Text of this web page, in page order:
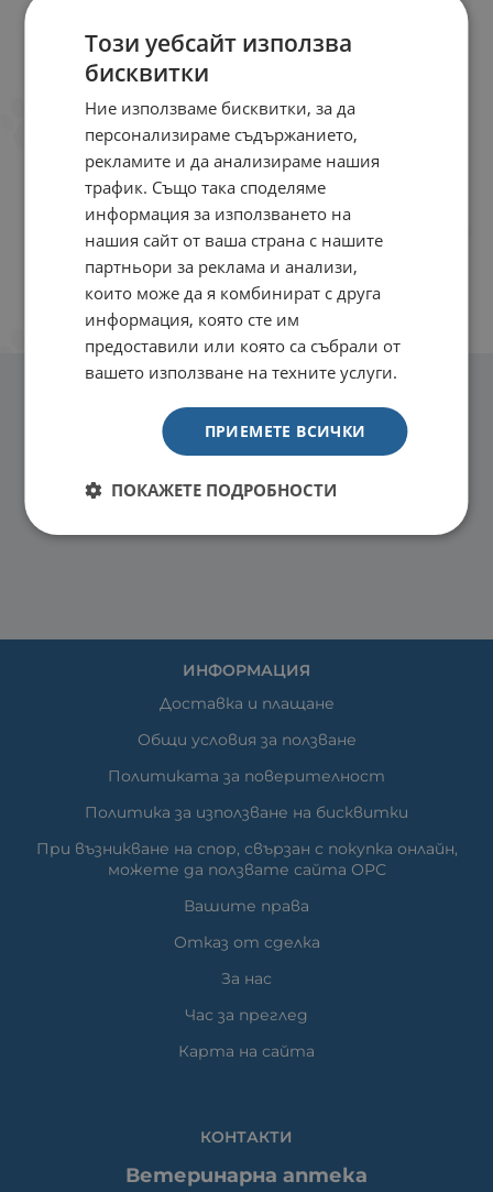
ИНФОРМАЦИЯ
Доставка и плащане
Общи условия за ползване
Политиката за поверителност
Политика за използване на бисквитки
При възникване на спор, свързан с покупка онлайн,
можете да ползвате сайта ОРС
Вашите права
Отказ от сделка
За нас
Час за преглед
Карта на сайта
КОНТАКТИ
Ветеринарна аптека
Този уебсайт използва
бисквитки
Ние използваме бисквитки, за да
персонализираме съдържанието,
рекламите и да анализираме нашия
трафик. Също така споделяме
информация за използването на
нашия сайт от ваша страна с нашите
партньори за реклама и анализи,
които може да я комбинират с друга
информация, която сте им
предоставили или която са събрали от
вашето използване на техните услуги.
ПРИЕМЕТЕ ВСИЧКИ
ПОКАЖЕТЕ ПОДРОБНОСТИ